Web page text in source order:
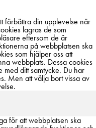
förbättra din upplevelse när
lagras de som
eftersom de är
på webbplatsen ska
som hjälper oss att
webbplats. Dessa cookies
med ditt samtycke. Du har
Men att välja bort vissa av
för att webbplatsen ska